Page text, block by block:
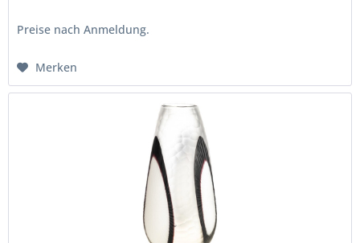
Preise nach Anmeldung.
Merken